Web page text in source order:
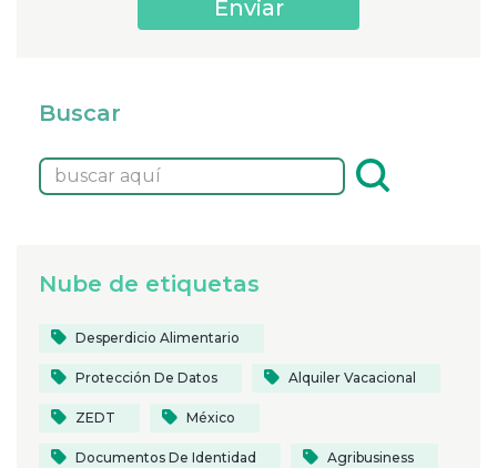
Buscar
Nube de etiquetas
Desperdicio Alimentario
Protección De Datos Alquiler Vacacional
ZEDT México
Documentos De Identidad Agribusiness